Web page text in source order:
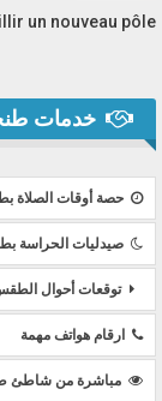
un nouveau pôle…
خدمات
حصة أوقات الصلاة
صيدليات الحراسة
توقعات أحوال
ارقام هواتف مهمة
مباشرة من شاطئ